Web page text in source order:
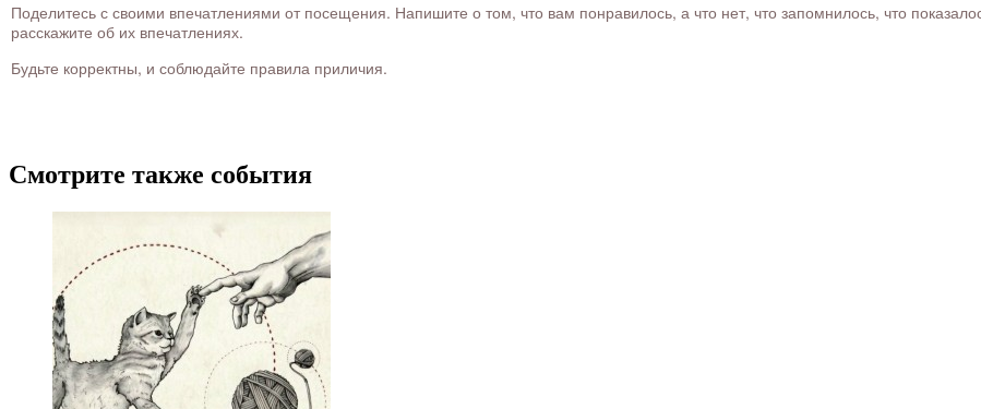
Поделитесь с своими впечатлениями от посещения. Напишите о том, что вам понравилось, а что нет, что запомнилось, что
расскажите об их впечатлениях.
Будьте корректны, и соблюдайте правила приличия.
Смотрите также события